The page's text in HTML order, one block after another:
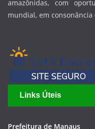
amazônidas, com
mundial, em
Links Úteis
Prefeitura de Manaus